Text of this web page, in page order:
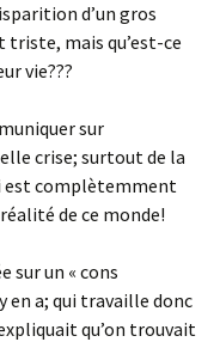
d’un gros
triste, mais qu’est-ce
vie???
sur
crise; surtout de la
est complètemment
de ce monde!
sur un « cons
en a; qui travaille donc
qu’on trouvait